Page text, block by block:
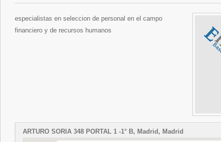
especialistas en seleccion de personal en el campo
financiero y de recursos humanos
ARTURO SORIA 348 PORTAL 1 -1° B, Madrid, Madrid